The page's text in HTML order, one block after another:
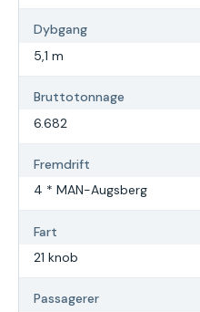
Dybgang
5,1 m
Bruttotonnage
6.682
Fremdrift
4 * MAN-Augsberg
Fart
21 knob
Passagerer